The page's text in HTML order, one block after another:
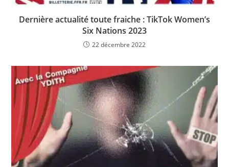
Dernière actualité toute fraiche : TikTok Women’s
Six Nations 2023
22 décembre 2022